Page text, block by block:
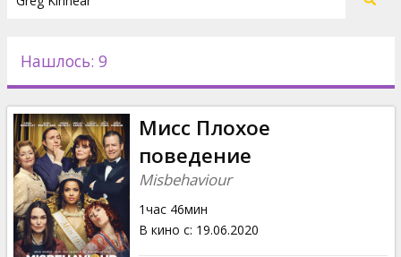
Новости
Подарки
Кинозакуски
B2B
Нашлось: 9
Мисс Плохое
поведение
Misbehaviour
1час 46мин
В кино с: 19.06.2020